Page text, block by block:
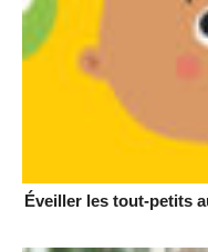
Éveiller les tout-petits